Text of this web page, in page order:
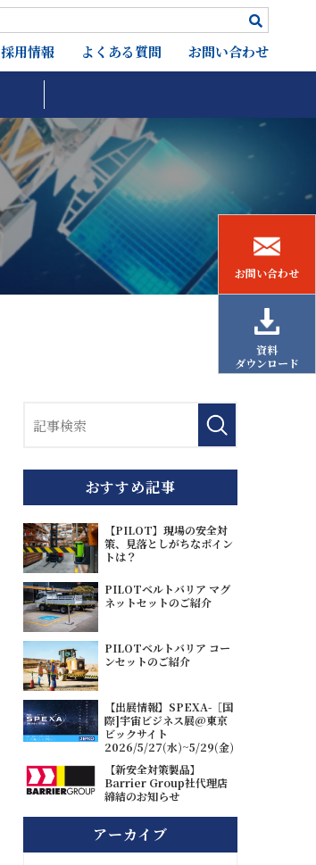
採用情報 よくある質問 お問い合わせ
お問い合わせ
資料
ダウンロード
おすすめ記事
【PILOT】現場の安全対
策、見落としがちなポイン
トは？
PILOTベルトバリア マグ
ネットセットのご紹介
PILOTベルトバリア コー
ンセットのご紹介
【出展情報】SPEXA-［国
際]宇宙ビジネス展@東京
ビックサイト
2026/5/27(水)~5/29(金)
【新安全対策製品】
Barrier Group社代理店
締結のお知らせ
アーカイブ